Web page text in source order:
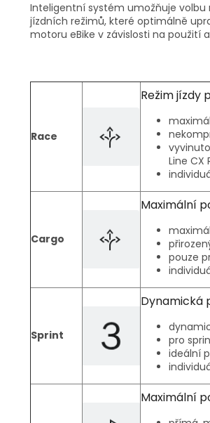
Inteligentní systém umožňuje volbu
jízdních režimů, které optimálně
motoru eBike v závislosti na použití
Race
Režim jízdy
Line CX
Cargo
Maximální
pouze
Sprint
Dynamická
pro
ideální
Maximální